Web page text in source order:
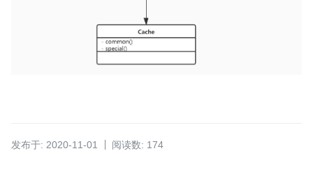
发布于: 2020-11-01 阅读数: 174